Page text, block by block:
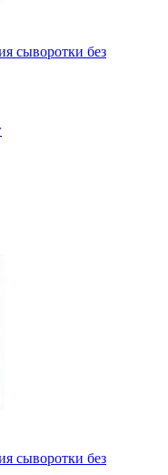
сыворотки без
сыворотки без